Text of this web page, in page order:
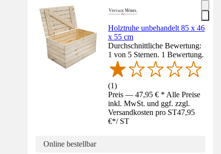
Holztruhe unbehandelt 85 x 46
x 55 cm
Durchschnittliche Bewertung:
1 von 5 Sternen. 1 Bewertung.
(1)
Preis — 47,95 € * Alle Preise
inkl. MwSt. und ggf. zzgl.
Versandkosten pro ST47,95
€*/ ST
Online bestellbar